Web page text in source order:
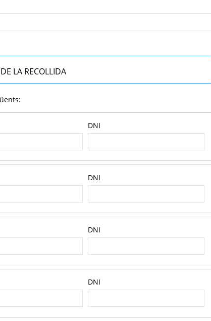
LA RECOLLIDA
DNI
DNI
DNI
DNI